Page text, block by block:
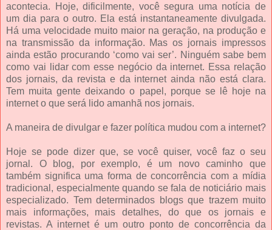
acontecia. Hoje, dificilmente, você segura uma notícia de
um dia para o outro. Ela está instantaneamente divulgada.
Há uma velocidade muito maior na geração, na produção e
na transmissão da informação. Mas os jornais impressos
ainda estão procurando ‘como vai ser’. Ninguém sabe bem
como vai lidar com esse negócio da internet. Essa relação
dos jornais, da revista e da internet ainda não está clara.
Tem muita gente deixando o papel, porque se lê hoje na
internet o que será lido amanhã nos jornais.
A maneira de divulgar e fazer política mudou com a internet?
Hoje se pode dizer que, se você quiser, você faz o seu
jornal. O blog, por exemplo, é um novo caminho que
também significa uma forma de concorrência com a mídia
tradicional, especialmente quando se fala de noticiário mais
especializado. Tem determinados blogs que trazem muito
mais informações, mais detalhes, do que os jornais e
revistas. A internet é um outro ponto de concorrência da